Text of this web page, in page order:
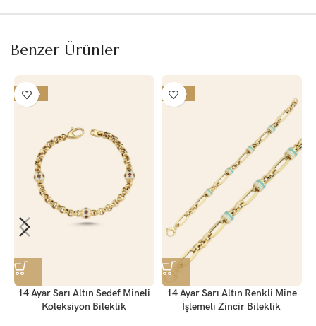
Benzer Ürünler
-26%
14 Ayar Sarı Altın Sedef Mineli
Koleksiyon Bileklik
-27%
14 Ayar Sarı Altın Renkli Mine
İşlemeli Zincir Bileklik